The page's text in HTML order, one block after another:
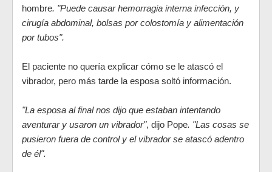
hombre. "Puede causar hemorragia interna infección, y
cirugía abdominal, bolsas por colostomía y alimentación
por tubos".
El paciente no quería explicar cómo se le atascó el
vibrador, pero más tarde la esposa soltó información.
"La esposa al final nos dijo que estaban intentando
aventurar y usaron un vibrador", dijo Pope. "Las cosas se
pusieron fuera de control y el vibrador se atascó adentro
de él".